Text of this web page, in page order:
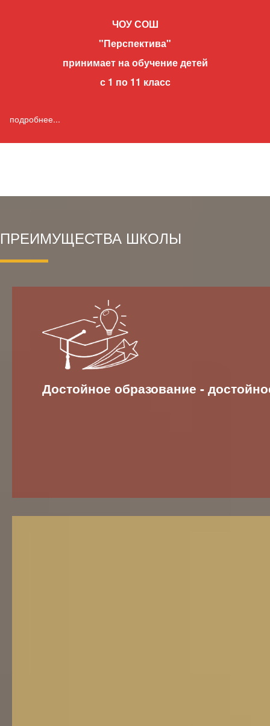
ЧОУ СОШ
"Перспектива"
принимает на обучение детей
с 1 по 11 класс
подробнее...
ПРЕИМУЩЕСТВА ШКОЛЫ
Достойное образование -